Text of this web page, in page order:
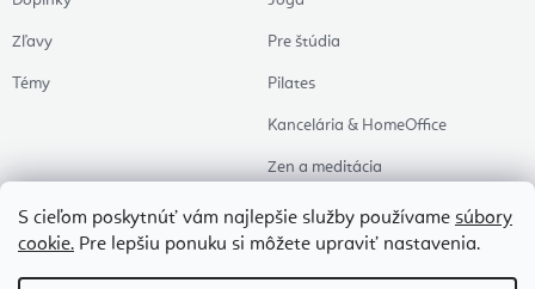
S cieľom poskytnúť vám najlepšie služby používame súbory
cookie. Pre lepšiu ponuku si môžete upraviť nastavenia.
Zľavy
Témy
Pre štúdia
Pilates
Kancelária & HomeOffice
Zen a meditácia
Aromaterapia
Zdravý spánok